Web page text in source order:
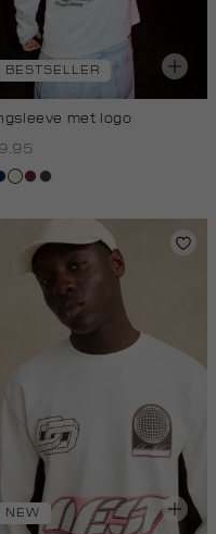
BESTSELLER
met logo
wit,
white
bordeaux
choco
NEW